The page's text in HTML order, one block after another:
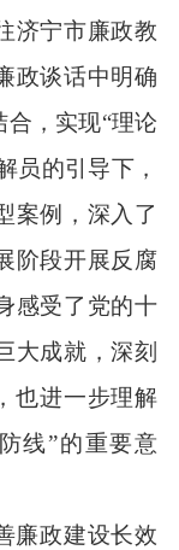
济宁市廉政教
政谈话中明确
，实现“理论
员的引导下，
案例，深入了
阶段开展反腐
感受了党的十
大成就，深刻
也进一步理解
线”的重要意
廉政建设长效